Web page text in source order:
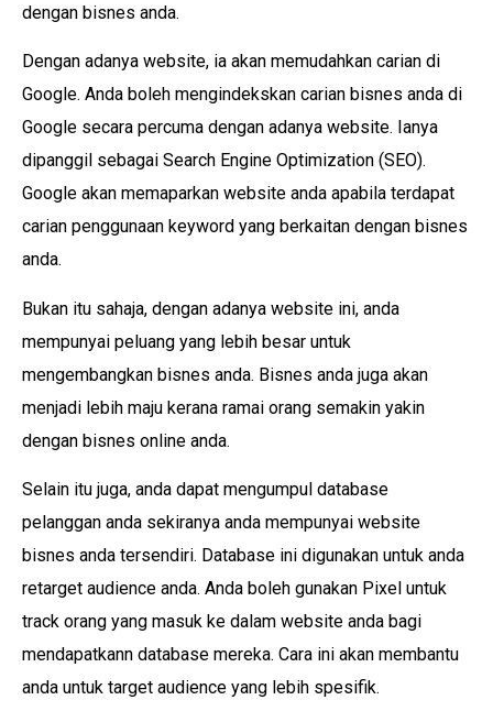
dengan bisnes anda.
Dengan adanya website, ia akan memudahkan carian di
Google. Anda boleh mengindekskan carian bisnes anda di
Google secara percuma dengan adanya website. Ianya
dipanggil sebagai Search Engine Optimization (SEO).
Google akan memaparkan website anda apabila terdapat
carian penggunaan keyword yang berkaitan dengan bisnes
anda.
Bukan itu sahaja, dengan adanya website ini, anda
mempunyai peluang yang lebih besar untuk
mengembangkan bisnes anda. Bisnes anda juga akan
menjadi lebih maju kerana ramai orang semakin yakin
dengan bisnes online anda.
Selain itu juga, anda dapat mengumpul database
pelanggan anda sekiranya anda mempunyai website
bisnes anda tersendiri. Database ini digunakan untuk anda
retarget audience anda. Anda boleh gunakan Pixel untuk
track orang yang masuk ke dalam website anda bagi
mendapatkann database mereka. Cara ini akan membantu
anda untuk target audience yang lebih spesifik.